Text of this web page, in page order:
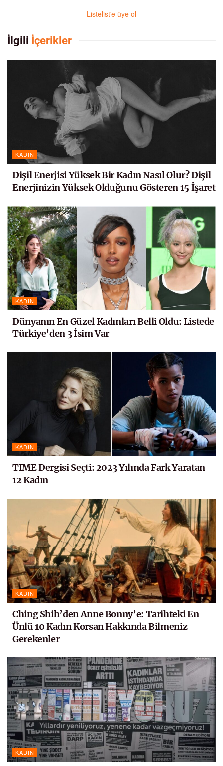
Listelist'e üye ol
İlgili İçerikler
KADIN
Dişil Enerjisi Yüksek Bir Kadın Nasıl Olur? Dişil
Enerjinizin Yüksek Olduğunu Gösteren 15 İşaret
KADIN
Dünyanın En Güzel Kadınları Belli Oldu: Listede
Türkiye’den 3 İsim Var
KADIN
TIME Dergisi Seçti: 2023 Yılında Fark Yaratan
12 Kadın
KADIN
Ching Shih’den Anne Bonny’e: Tarihteki En
Ünlü 10 Kadın Korsan Hakkında Bilmeniz
Gerekenler
KADIN